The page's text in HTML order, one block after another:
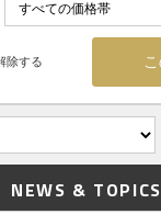
除する
NEWS & TOPICS